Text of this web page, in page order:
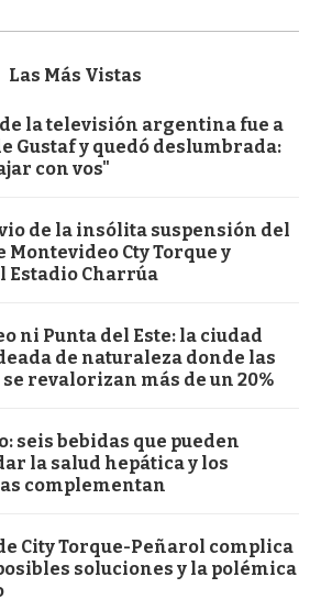
Las Más Vistas
la televisión argentina fue a
Gustaf y quedó deslumbrada:
con vos"
vio de la insólita suspensión del
Cty Torque y
Estadio Charrúa
ni Punta del Este: la ciudad
de naturaleza donde las
revalorizan más de un 20%
seis bebidas que pueden
la salud hepática y los
complementan
City Torque-Peñarol complica
soluciones y la polémica